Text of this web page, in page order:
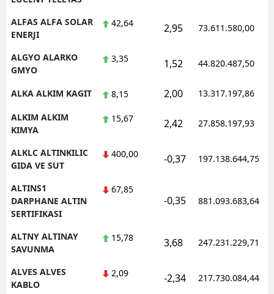
ALFAS ALFA SOLAR
ENERJI
42,64 2,95 73.611.580,00
ALGYO ALARKO
GMYO
3,35 1,52 44.820.487,50
ALKA ALKIM KAGIT 8,15 2,00 13.317.197,86
ALKIM ALKIM
KIMYA
15,67 2,42 27.858.197,93
ALKLC ALTINKILIC
GIDA VE SUT
400,00 -0,37 197.138.644,75
ALTINS1
DARPHANE ALTIN
SERTIFIKASI
67,85
-0,35 881.093.683,64
ALTNY ALTINAY
SAVUNMA
15,78 3,68 247.231.229,71
ALVES ALVES
KABLO
2,09 -2,34 217.730.084,44